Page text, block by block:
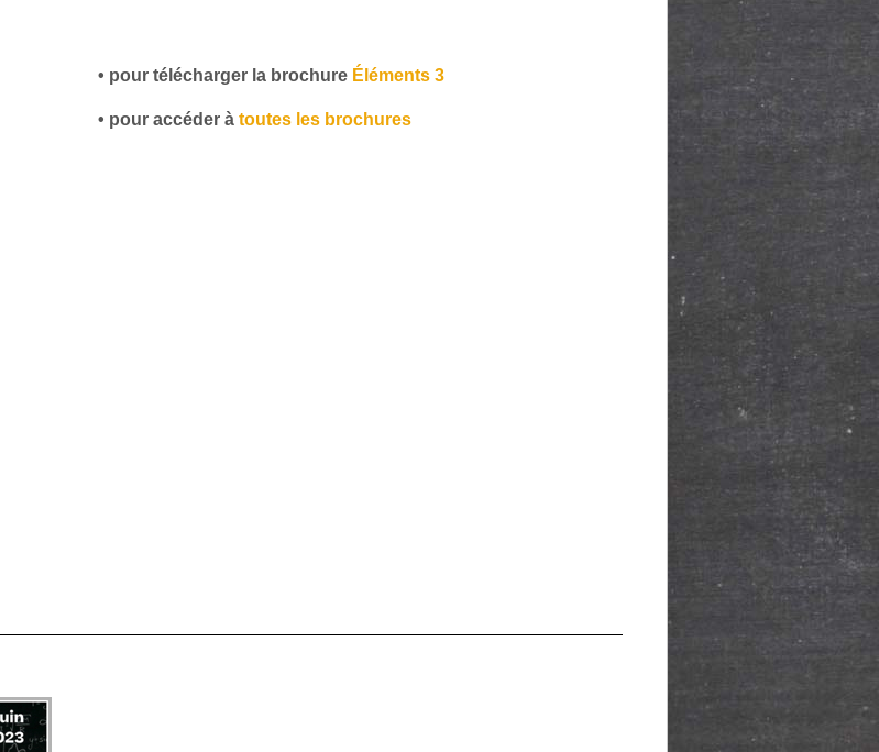
• pour télécharger la brochure Éléments 3
• pour accéder à toutes les brochures